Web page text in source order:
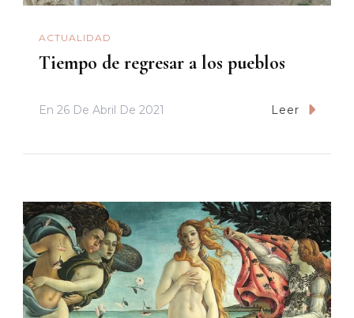
ACTUALIDAD
Tiempo de regresar a los pueblos
En 26 De Abril De 2021 Leer